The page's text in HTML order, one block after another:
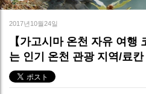
2017년10월24일
【가고시마 온천 자유 여행
는 인기 온천 관광 지역/료